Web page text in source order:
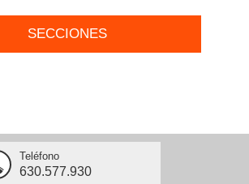
SECCIONES
Teléfono
630.577.930